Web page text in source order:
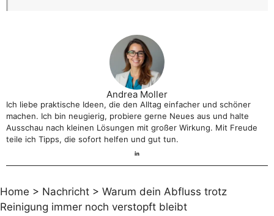
Andrea Moller
Ich liebe praktische Ideen, die den Alltag einfacher und schöner
machen. Ich bin neugierig, probiere gerne Neues aus und halte
Ausschau nach kleinen Lösungen mit großer Wirkung. Mit Freude
teile ich Tipps, die sofort helfen und gut tun.
Home > Nachricht > Warum dein Abfluss trotz
Reinigung immer noch verstopft bleibt